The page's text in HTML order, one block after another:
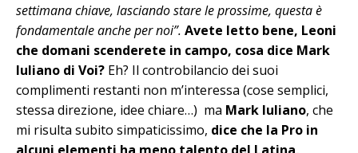
settimana chiave, lasciando stare le prossime, questa è
fondamentale anche per noi”. Avete letto bene, Leoni
che domani scenderete in campo, cosa dice Mark
Iuliano di Voi? Eh? Il controbilancio dei suoi
complimenti restanti non m’interessa (cose semplici,
stessa direzione, idee chiare…) ma Mark Iuliano, che
mi risulta subito simpaticissimo, dice che la Pro in